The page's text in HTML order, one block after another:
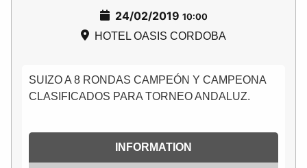
24/02/2019 10:00
HOTEL OASIS CORDOBA
SUIZO A 8 RONDAS CAMPEÓN Y CAMPEONA
CLASIFICADOS PARA TORNEO ANDALUZ.
INFORMATION